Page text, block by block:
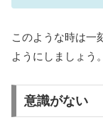
このような時は一
ようにしましょう。
意識がない